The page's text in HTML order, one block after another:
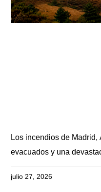
Los incendios de
evacuados y una
julio 27, 2026